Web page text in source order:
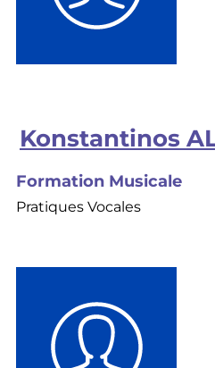
Konstantinos
Formation Musicale
Pratiques Vocales